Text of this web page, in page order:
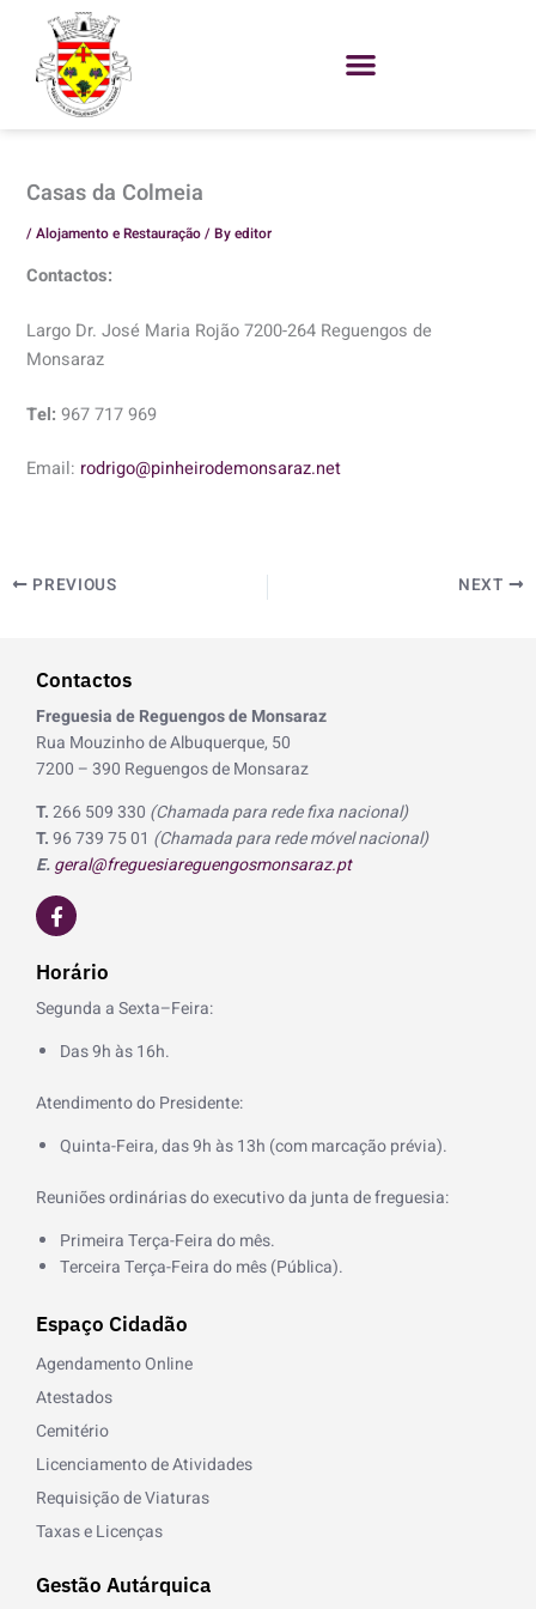
content
Casas da Colmeia
/Alojamento e Restauração/ Byeditor
Contactos:
Largo Dr. José Maria Rojão 7200-264 Reguengos de
Monsaraz
Tel: 967 717 969
Email: rodrigo@pinheirodemonsaraz.net
PREVIOUS NEXT
Contactos
Freguesia de Reguengos de Monsaraz
Rua Mouzinho de Albuquerque, 50
7200 – 390 Reguengos de Monsaraz
T.266 509 330 (Chamada para rede fixa nacional)
T.96 739 75 01 (Chamada para rede móvel nacional)
E.geral@freguesiareguengosmonsaraz.pt
F
a
c
e
b
o
o
k
Horário
Segunda a Sexta–Feira:
Das 9h às 16h.
Atendimento do Presidente:
Quinta-Feira, das 9h às 13h (com marcação prévia).
Reuniões ordinárias do executivo da junta de freguesia:
Primeira Terça-Feira do mês.
Terceira Terça-Feira do mês (Pública).
Espaço Cidadão
Agendamento Online
Atestados
Cemitério
Licenciamento de Atividades
Requisição de Viaturas
Taxas e Licenças
Gestão Autárquica